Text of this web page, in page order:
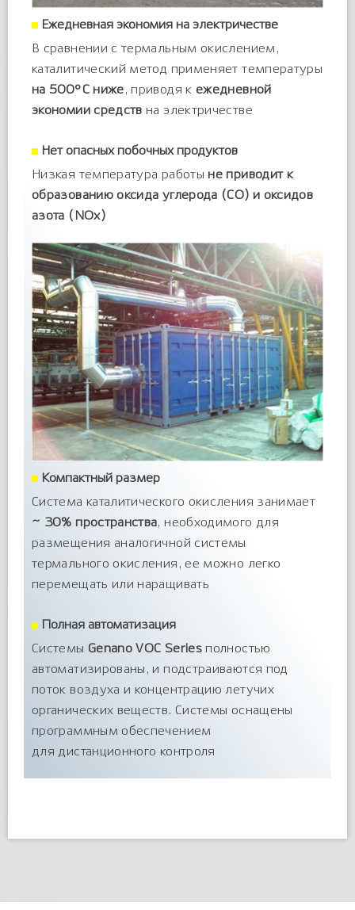
Ежедневная экономия на электричестве
В сравнении с термальным окислением,
каталитический метод применяет температуры
на 500°С ниже , приводя к ежедневной
экономии средств на электричестве
Нет опасных побочных продуктов
Низкая температура работы не приводит к
образованию оксида углерода (СО) и оксидов
азота (NOx)
Компактный размер
Система каталитического окисления занимает
~ 30% пространства, необходимого для
размещения аналогичной системы
термального окисления, ее можно легко
перемещать или наращивать
Полная автоматизация
Системы Genano VOC Series полностью
автоматизированы, и подстраиваются под
поток воздуха и концентрацию летучих
органических веществ. Системы оснащены
программным обеспечением
для дистанционного контроля